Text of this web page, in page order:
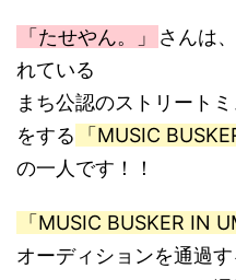
「たせやん。」
さんは
れている
まち公認のストリート
をする
「MUSIC
の一人です！！
「MUSIC BUSKER IN
オーディションを通過す